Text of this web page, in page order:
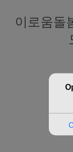
이로움돌